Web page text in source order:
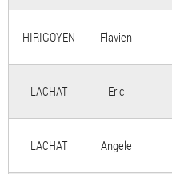
HIRIGOYEN Flavien
LACHAT Eric
LACHAT Angele